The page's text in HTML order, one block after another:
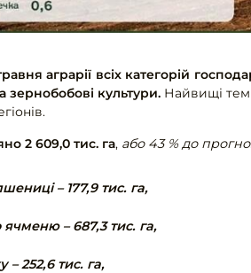
аграрії всіх категорій
зернобобові культури.Найвищі
2 609,0 тис. га, або 43 % до
– 177,9 тис. га,
ячменю – 687,3 тис. га,
– 252,6 тис. га,